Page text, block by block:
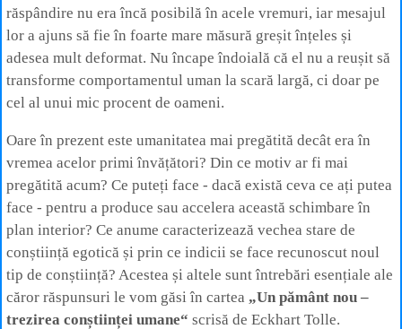
răspândire nu era încă posibilă în acele vremuri, iar mesajul
lor a ajuns să fie în foarte mare măsură greșit înțeles și
adesea mult deformat. Nu încape îndoială că el nu a reușit să
transforme comportamentul uman la scară largă, ci doar pe
cel al unui mic procent de oameni.
Oare în prezent este umanitatea mai pregătită decât era în
vremea acelor primi învățători? Din ce motiv ar fi mai
pregătită acum? Ce puteți face - dacă există ceva ce ați putea
face - pentru a produce sau accelera această schimbare în
plan interior? Ce anume caracterizează vechea stare de
conștiință egotică și prin ce indicii se face recunoscut noul
tip de conștiință? Acestea și altele sunt întrebări esențiale ale
căror răspunsuri le vom găsi în cartea „Un pământ nou –
trezirea conștiinței umane“ scrisă de Eckhart Tolle.